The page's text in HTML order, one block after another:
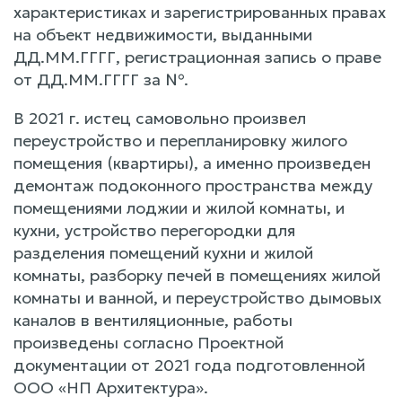
характеристиках и зарегистрированных правах
на объект недвижимости, выданными
ДД.ММ.ГГГГ, регистрационная запись о праве
от ДД.ММ.ГГГГ за №.
В 2021 г. истец самовольно произвел
переустройство и перепланировку жилого
помещения (квартиры), а именно произведен
демонтаж подоконного пространства между
помещениями лоджии и жилой комнаты, и
кухни, устройство перегородки для
разделения помещений кухни и жилой
комнаты, разборку печей в помещениях жилой
комнаты и ванной, и переустройство дымовых
каналов в вентиляционные, работы
произведены согласно Проектной
документации от 2021 года подготовленной
ООО «НП Архитектура».